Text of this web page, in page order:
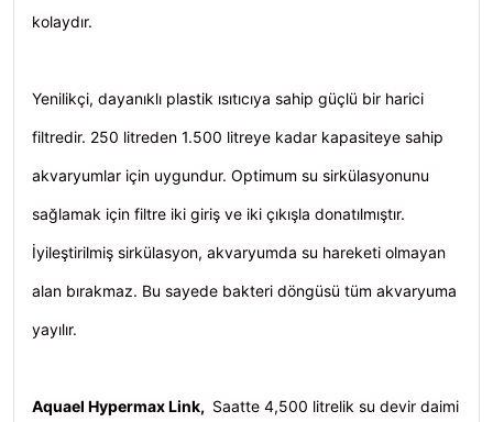
kolaydır.
Yenilikçi, dayanıklı plastik ısıtıcıya sahip güçlü bir harici
filtredir. 250 litreden 1.500 litreye kadar kapasiteye sahip
akvaryumlar için uygundur. Optimum su sirkülasyonunu
sağlamak için filtre iki giriş ve iki çıkışla donatılmıştır.
İyileştirilmiş sirkülasyon, akvaryumda su hareketi olmayan
alan bırakmaz. Bu sayede bakteri döngüsü tüm akvaryuma
yayılır.
Aquael Hypermax Link, Saatte 4,500 litrelik su devir daimi